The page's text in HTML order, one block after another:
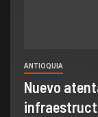
ANTIOQUIA
Nuevo